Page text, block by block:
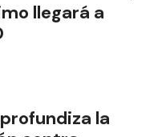
llegará a
la